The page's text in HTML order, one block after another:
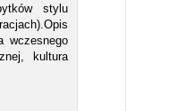
stylu
wczesnego
kultura